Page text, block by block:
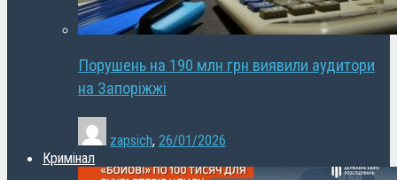
Порушень на 190 млн грн виявили аудитори
на Запоріжжі
zapsich, 26/01/2026
Кримінал